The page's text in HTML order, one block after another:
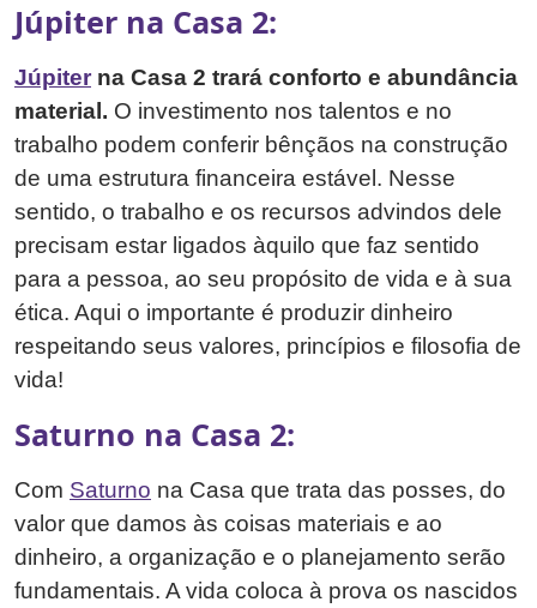
Júpiter na Casa 2:
Júpiter na Casa 2 trará conforto e abundância
material. O investimento nos talentos e no
trabalho podem conferir bênçãos na construção
de uma estrutura financeira estável. Nesse
sentido, o trabalho e os recursos advindos dele
precisam estar ligados àquilo que faz sentido
para a pessoa, ao seu propósito de vida e à sua
ética. Aqui o importante é produzir dinheiro
respeitando seus valores, princípios e filosofia de
vida!
Saturno na Casa 2:
Com Saturno na Casa que trata das posses, do
valor que damos às coisas materiais e ao
dinheiro, a organização e o planejamento serão
fundamentais. A vida coloca à prova os nascidos